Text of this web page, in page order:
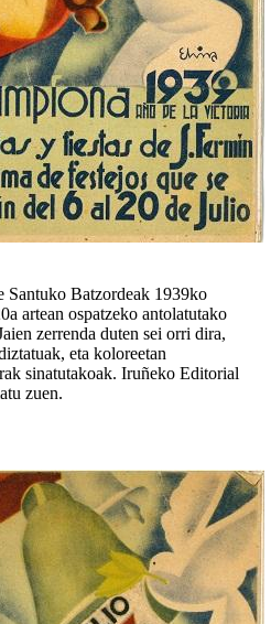
Batzordeak 1939ko
artean ospatzeko antolatutako
zerrenda duten sei orri dira,
eta koloreetan
sinatutakoak. Iruñeko Editorial
zuen.